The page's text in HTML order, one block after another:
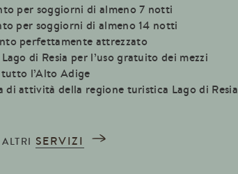
per soggiorni di almeno 7 notti
per soggiorni di almeno 14 notti
perfettamente attrezzato
Lago di Resia per l’uso gratuito dei mezzi
l’Alto Adige
di attività della regione turistica Lago di Resia
ALTRI SERVIZI